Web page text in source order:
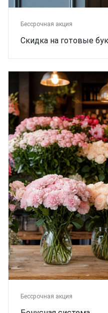
Бессрочная акция
Скидка на готовые
Бессрочная акция